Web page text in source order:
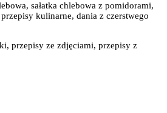
sałatka chlebowa z pomidorami,
przepisy kulinarne, dania z czerstwego
przepisy ze zdjęciami, przepisy z